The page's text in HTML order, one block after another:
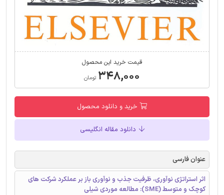
قیمت خرید این محصول
۳۴۸,۰۰۰ تومان
خرید و دانلود محصول
دانلود مقاله انگلیسی
عنوان فارسی
اثر استراتژی نوآوری، ظرفیت جذب و نوآوری باز بر عملکرد شرکت های
کوچک و متوسط (SME): مطالعه موردی شیلی